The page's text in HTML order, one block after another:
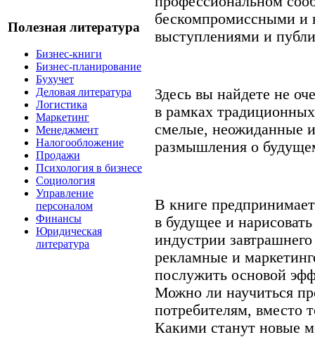
Полезная литература
Бизнес-книги
Бизнес-планирование
Бухучет
Деловая литература
Логистика
Маркетинг
Менеджмент
Налогообложение
Продажи
Психология в бизнесе
Социология
Управление
персоналом
Финансы
Юридическая
литература
бескомпромиссными и
выступлениями и
Здесь вы найдете не
в рамках
смелые, неожиданные
размышления о
В книге
в будущее и
индустрии
рекламные и
послужить основой
Можно ли научиться
потребителям, вместо
Какими станут новые